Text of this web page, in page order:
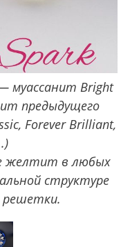
муассанит Bright
предыдущего
Forever Brilliant,
желтит в любых
структуре
решетки.